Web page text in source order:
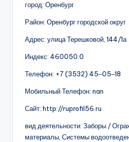
город: Оренбург
Район: Оренбург городской округ
Адрес: улица Терешковой, 144/1а
Индекс: 460050.0
Телефон: +7 (3532) 45‒05‒18
Мобильный Телефон: nan
Сайт: http://ruprofil56.ru
вид деятельности: Заборы /
материалы, Системы